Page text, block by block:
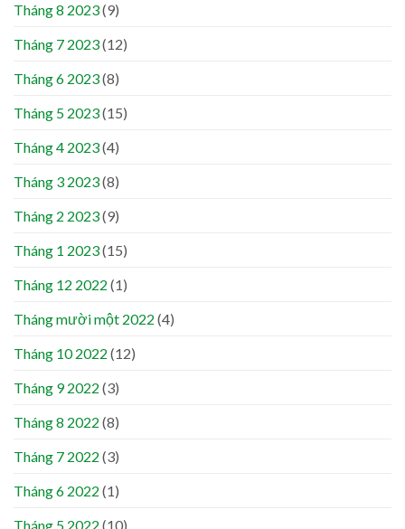
Tháng 8 2023(9)
Tháng 7 2023(12)
Tháng 6 2023(8)
Tháng 5 2023(15)
Tháng 4 2023(4)
Tháng 3 2023(8)
Tháng 2 2023(9)
Tháng 1 2023(15)
Tháng 12 2022 (1)
Tháng mười một 2022 (4)
Tháng 10 2022 (12)
Tháng 9 2022 (3)
Tháng 8 2022 (8)
Tháng 7 2022 (3)
Tháng 6 2022 (1)
Tháng 5 2022 (10)